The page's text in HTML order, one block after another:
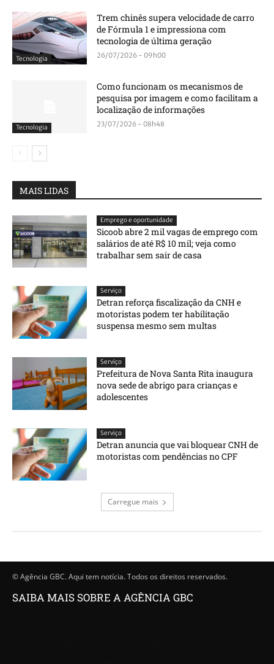
Tecnologia
Trem chinês supera velocidade de carro
de Fórmula 1 e impressiona com
tecnologia de última geração
26/07/2026 - 09h00
Tecnologia
Como funcionam os mecanismos de
pesquisa por imagem e como facilitam a
localização de informações
23/07/2026 - 08h48
MAIS LIDAS
Emprego e oportunidade
Sicoob abre 2 mil vagas de emprego com
salários de até R$ 10 mil; veja como
trabalhar sem sair de casa
Serviço
Detran reforça fiscalização da CNH e
motoristas podem ter habilitação
suspensa mesmo sem multas
Serviço
Prefeitura de Nova Santa Rita inaugura
nova sede de abrigo para crianças e
adolescentes
Serviço
Detran anuncia que vai bloquear CNH de
motoristas com pendências no CPF
Carregue mais
© Agência GBC. Aqui tem notícia. Todos os direitos reservados.
SAIBA MAIS SOBRE A AGÊNCIA GBC